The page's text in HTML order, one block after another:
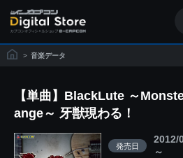
> 音楽データ
【単曲】BlackLute ～
ange～ 牙獣現わる！
発売日
2012/
～